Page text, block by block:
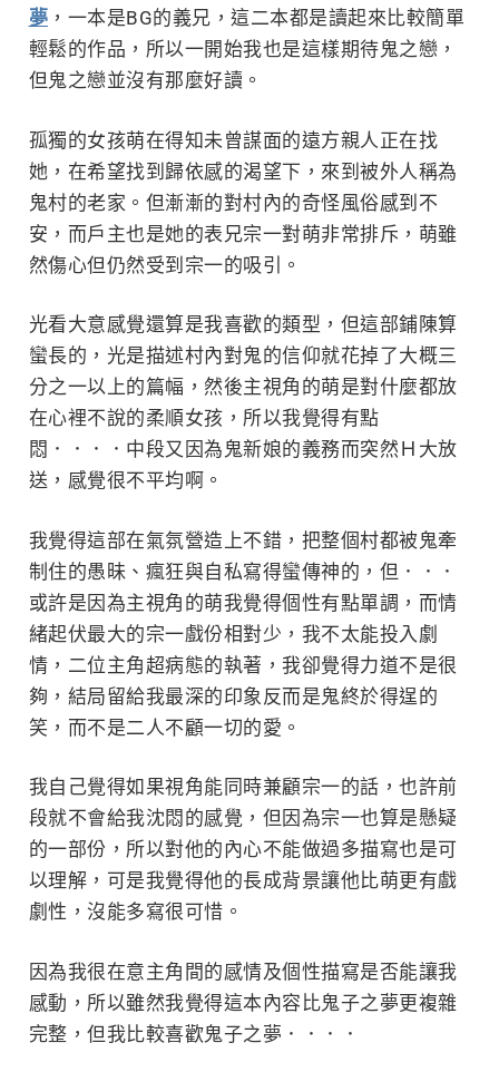
夢 ，一本是BG的義兄，這二本都是讀起來比較簡單
輕鬆的作品，所以一開始我也是這樣期待鬼之戀，
但鬼之戀並沒有那麼好讀。
孤獨的女孩萌在得知未曾謀面的遠方親人正在找
她，在希望找到歸依感的渴望下，來到被外人稱為
鬼村的老家。但漸漸的對村內的奇怪風俗感到不
安，而戶主也是她的表兄宗一對萌非常排斥，萌雖
然傷心但仍然受到宗一的吸引。
光看大意感覺還算是我喜歡的類型，但這部鋪陳算
蠻長的，光是描述村內對鬼的信仰就花掉了大概三
分之一以上的篇幅，然後主視角的萌是對什麼都放
在心裡不說的柔順女孩，所以我覺得有點
悶．．．．中段又因為鬼新娘的義務而突然Ｈ大放
送，感覺很不平均啊。
我覺得這部在氣氛營造上不錯，把整個村都被鬼牽
制住的愚昧、瘋狂與自私寫得蠻傳神的，但．．．
或許是因為主視角的萌我覺得個性有點單調，而情
緒起伏最大的宗一戲份相對少，我不太能投入劇
情，二位主角超病態的執著，我卻覺得力道不是很
夠，結局留給我最深的印象反而是鬼終於得逞的
笑，而不是二人不顧一切的愛。
我自己覺得如果視角能同時兼顧宗一的話，也許前
段就不會給我沈悶的感覺，但因為宗一也算是懸疑
的一部份，所以對他的內心不能做過多描寫也是可
以理解，可是我覺得他的長成背景讓他比萌更有戲
劇性，沒能多寫很可惜。
因為我很在意主角間的感情及個性描寫是否能讓我
感動，所以雖然我覺得這本內容比鬼子之夢更複雜
完整，但我比較喜歡鬼子之夢．．．．